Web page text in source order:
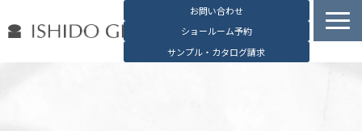
お問い合わせ
ショールーム予約
サンプル・カタログ請求